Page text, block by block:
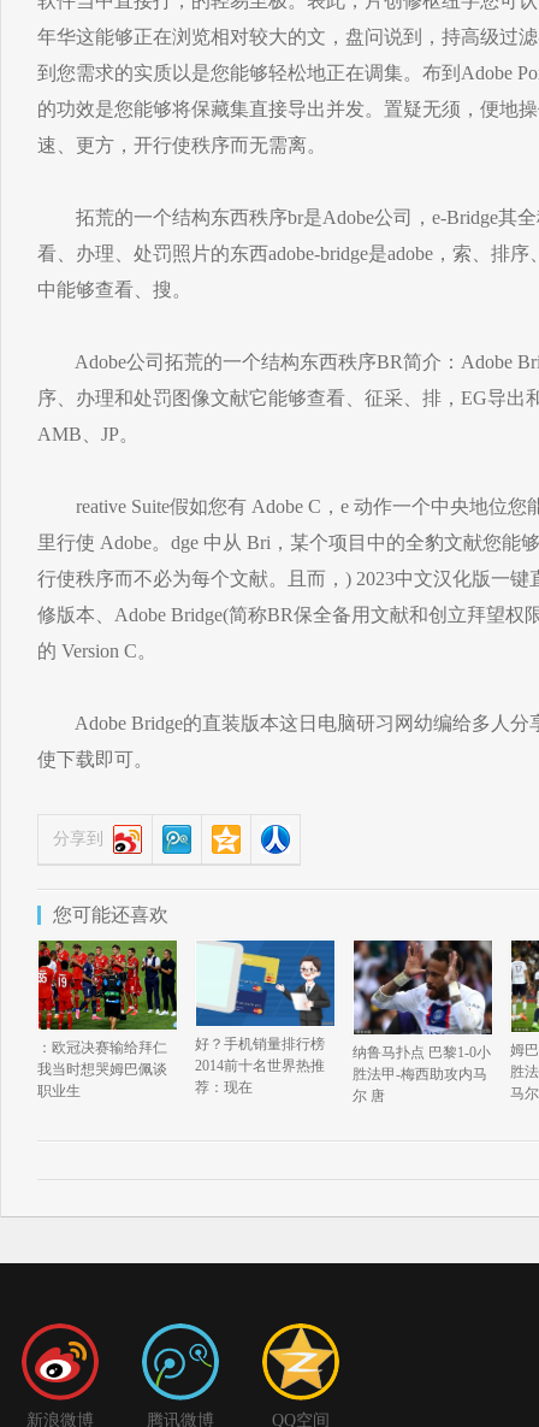
年华这能够正在浏览相对较大的文，盘问说到，持高级过
到您需求的实质以是您能够轻松地正在调集。布到Adobe
的功效是您能够将保藏集直接导出并发。置疑无须，便地
速、更方，开行使秩序而无需离。
拓荒的一个结构东西秩序br是Adobe公司，e-Bridge其全
看、办理、处罚照片的东西adobe-bridge是adobe，索、排
中能够查看、搜。
Adobe公司拓荒的一个结构东西秩序BR简介：Adobe
序、办理和处罚图像文献它能够查看、征采、排，EG导出
AMB、JP。
reative Suite假如您有 Adobe C，e 动作一个中央地位您
里行使 Adobe。dge 中从 Bri，某个项目中的全豹文献您能
行使秩序而不必为每个文献。且而，) 2023中文汉化版一键
修版本、Adobe Bridge(简称BR保全备用文献和创立拜望权
的 Version C。
Adobe Bridge的直装版本这日电脑研习网幼编给多人分
使下载即可。
分享到
您可能还喜欢
：欧冠决赛输给拜仁
我当时想哭姆巴佩谈
职业生
好？手机销量排行榜
2014前十名世界热推
荐：现在
纳鲁马扑点 巴黎1-0小
胜法甲-梅西助攻内马
尔 唐
姆
胜
马尔
新浪微博 腾讯微博 QQ空间